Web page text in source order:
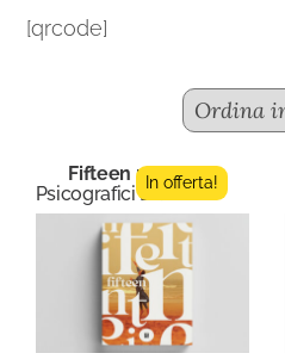
[qrcode]
Fifteen n.11
Psicografici Editore
In offerta!